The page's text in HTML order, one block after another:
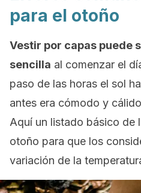
para el otoño
Vestir por capas puede
sencilla al comenzar el
paso de las horas el sol
antes era cómodo y
Aquí un listado básico de
otoño para que los
variación de la